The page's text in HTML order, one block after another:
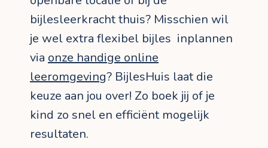
bijlesleerkracht thuis? Misschien wil
je wel extra flexibel bijles inplannen
via onze handige online
leeromgeving? BijlesHuis laat die
keuze aan jou over! Zo boek jij of je
kind zo snel en efficiënt mogelijk
resultaten.